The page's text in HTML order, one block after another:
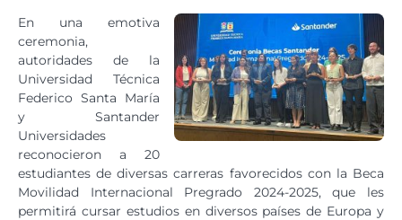
En una emotiva
ceremonia,
autoridades de la
Universidad Técnica
Federico Santa María
y Santander
Universidades
reconocieron a 20
estudiantes de diversas carreras favorecidos con la Beca
Movilidad Internacional Pregrado 2024-2025, que les
permitirá cursar estudios en diversos países de Europa y